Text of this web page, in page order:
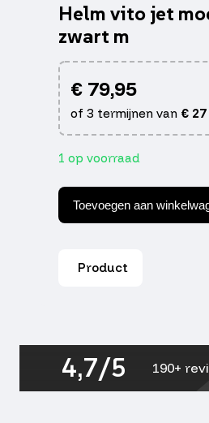
Helm vito jet
zwart m
€79,95
of 3 termijnen van €27
1 op voorraad
vito
moda
Toevoegen aan
Product
4,7/5 190+